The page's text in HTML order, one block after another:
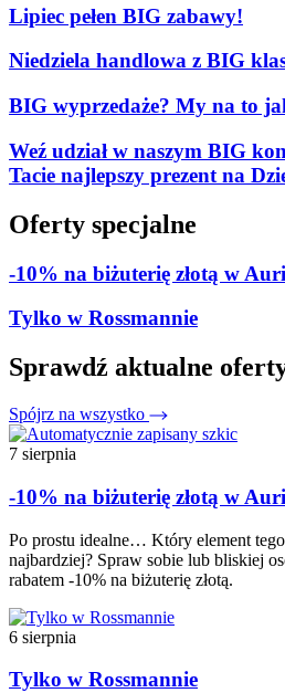
Lipiec pełen BIG zabawy!
Niedziela handlowa z BIG
BIG wyprzedaże? My na to
Weź udział w naszym BIG
Tacie najlepszy prezent na
Oferty specjalne
-10% na biżuterię złotą w
Tylko w Rossmannie
Sprawdź aktualne
Spójrz na wszystko
7 sierpnia
-10% na biżuterię złotą w
Po prostu idealne… Który element
najbardziej? Spraw sobie lub bliskiej
rabatem -10% na biżuterię złotą.
6 sierpnia
Tylko w Rossmannie